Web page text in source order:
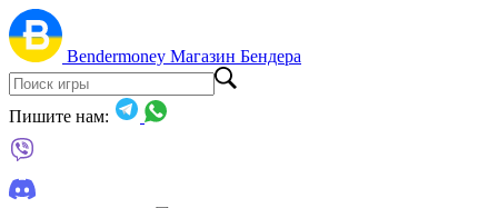
Bendermoney Магазин Бендера
Пишите нам: